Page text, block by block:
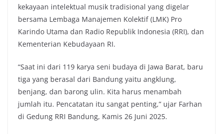
kekayaan intelektual musik tradisional yang digelar
bersama Lembaga Manajemen Kolektif (LMK) Pro
Karindo Utama dan Radio Republik Indonesia (RRI), dan
Kementerian Kebudayaan RI.
“Saat ini dari 119 karya seni budaya di Jawa Barat, baru
tiga yang berasal dari Bandung yaitu angklung,
benjang, dan barong ulin. Kita harus menambah
jumlah itu. Pencatatan itu sangat penting,” ujar Farhan
di Gedung RRI Bandung, Kamis 26 Juni 2025.